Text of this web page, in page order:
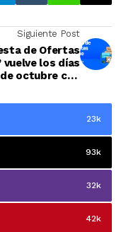
Siguiente Post
de Ofertas
vuelve los días
octubre con
para clientes
23k
93k
32k
42k